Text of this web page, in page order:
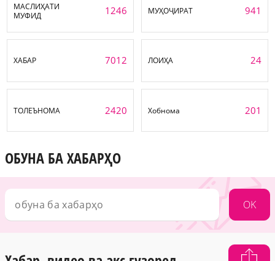
МАСЛИҲАТИ
МУФИД
1246 МУҲОҶИРАТ 941
ХАБАР 7012 ЛОИҲА 24
ТОЛЕЪНОМА 2420 Хобнома 201
ОБУНА БА ХАБАРҲО
OK